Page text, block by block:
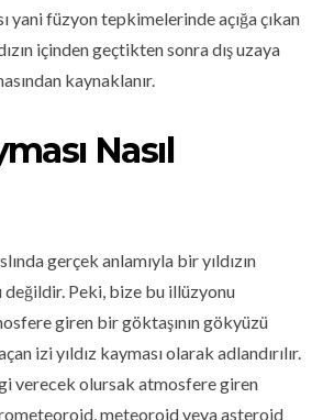
yani füzyon tepkimelerinde açığa çıkan
içinden geçtikten sonra dış uzaya
kaynaklanır.
Nasıl
gerçek anlamıyla bir yıldızın
değildir. Peki, bize bu illüzyonu
giren bir göktaşının gökyüzü
izi yıldız kayması olarak adlandırılır.
verecek olursak atmosfere giren
meteoroid veya asteroid